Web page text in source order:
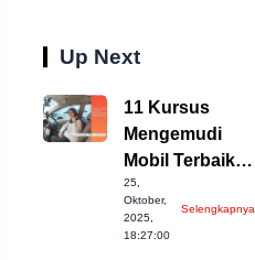
Up Next
11 Kursus
Mengemudi
Mobil Terbaik di
Banjarnegara
untuk Anda!
25,
Oktober,
2025,
18:27:00
Selengkapnya